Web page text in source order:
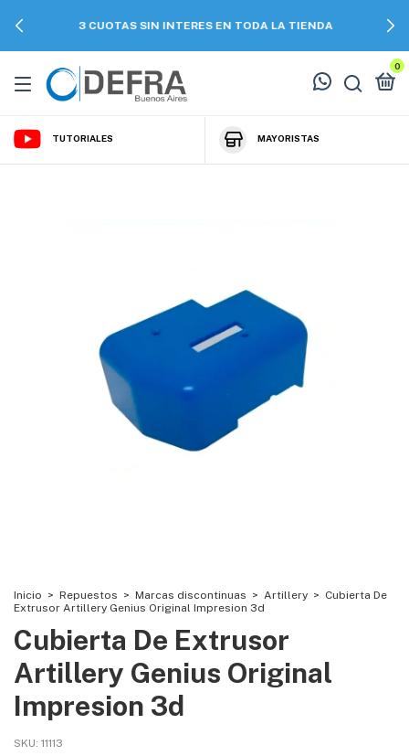
3 CUOTAS SIN INTERES EN TODA LA TIENDA
0
TUTORIALES MAYORISTAS
Inicio > Repuestos > Marcas discontinuas > Artillery > Cubierta De
Extrusor Artillery Genius Original Impresion 3d
Cubierta De Extrusor
Artillery Genius Original
Impresion 3d
SKU: 11113